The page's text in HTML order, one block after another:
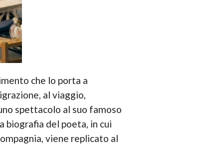
che lo porta a
al viaggio,
spettacolo al suo famoso
biografia del poeta, in cui
viene replicato al